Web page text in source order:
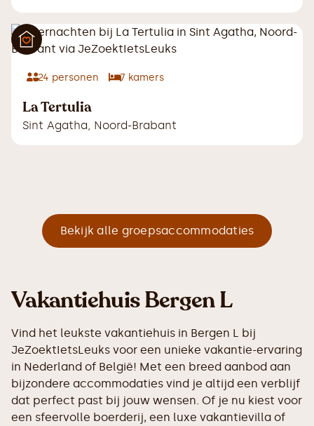
24 personen 7 kamers
La Tertulia
Sint Agatha Noord-Brabant
Bekijk alle groepsaccommodaties
Vakantiehuis Bergen L
Vind het leukste vakantiehuis in Bergen L bij
JeZoektIetsLeuks voor een unieke vakantie-ervaring
in Nederland of België! Met een breed aanbod aan
bijzondere accommodaties vind je altijd een verblijf
dat perfect past bij jouw wensen. Of je nu kiest voor
een sfeervolle boerderij, een luxe vakantievilla of